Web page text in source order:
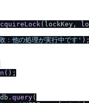
(lockKey,
：他の処理が実行中です'
();
db . query(